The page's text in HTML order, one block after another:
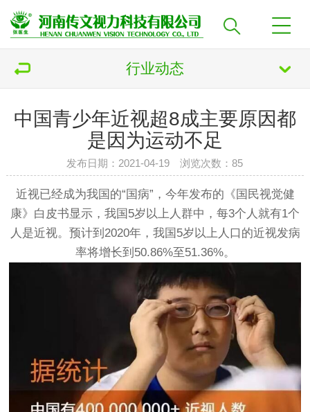
行业动态
中国青少年近视超8成主要原因都
是因为运动不足
发布日期：2021-04-19 浏览次数：85
近视已经成为我国的“国病”，今年发布的《国民视觉健
康》白皮书显示，我国5岁以上人群中，每3个人就有1个
人是近视。预计到2020年，我国5岁以上人口的近视发病
率将增长到50.86%至51.36%。